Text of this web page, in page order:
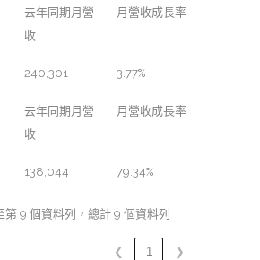
去年同期月營
收
月營收成長率
240,301 3.77%
去年同期月營
收
月營收成長率
138,044 79.34%
第 9 個資料列，總計 9 個資料列
❮ 1 ❯